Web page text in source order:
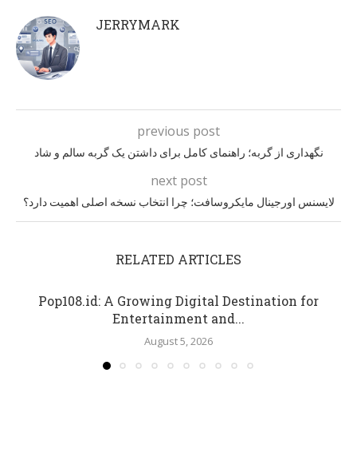
JERRYMARK
previous post
نگهداری از گربه؛ راهنمای کامل برای داشتن یک گربه سالم و شاد
next post
لایسنس اورجینال مایکروسافت؛ چرا انتخاب نسخه اصلی اهمیت دارد؟
RELATED ARTICLES
Pop108.id: A Growing Digital Destination for
Entertainment and...
August 5, 2026